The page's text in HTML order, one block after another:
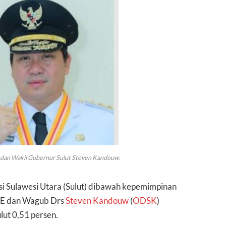
Wakil Gubernur Sulut Steven Kandouw.
Sulawesi Utara (Sulut) dibawah kepemimpinan
dan Wagub DrsSteven Kandouw (ODSK)
0,51 persen.